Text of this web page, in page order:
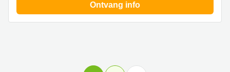
Ontvang info